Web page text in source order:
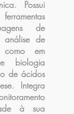
Possui
de
análise de
como em
biologia
de ácidos
Integra
à sua